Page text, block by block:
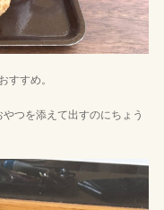
すすめ。
つを添えて出すのにちょう